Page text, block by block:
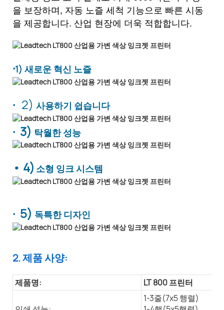
을 보장하며, 자동 노즐 세척 기능으로 빠른 시동
을 제공합니다. 산업 현장에 더욱 적합합니다.
·1) 새로운 혁신 노즐
· 2) 사용하기 쉽습니다
· 3) 탁월한 성능
• 4) 소형 잉크 시스템
· 5) 독특한 디자인
2. 제품 사양:
제품명: LT 800 프린터
1-3줄(7x5 행렬)